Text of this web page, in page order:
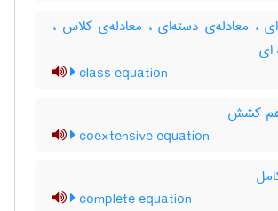
، معادله‌ی دسته‌ای ، معادله‌ی کلاس ،
ای
class equation
هم کشش
coextensive equation
complete equation